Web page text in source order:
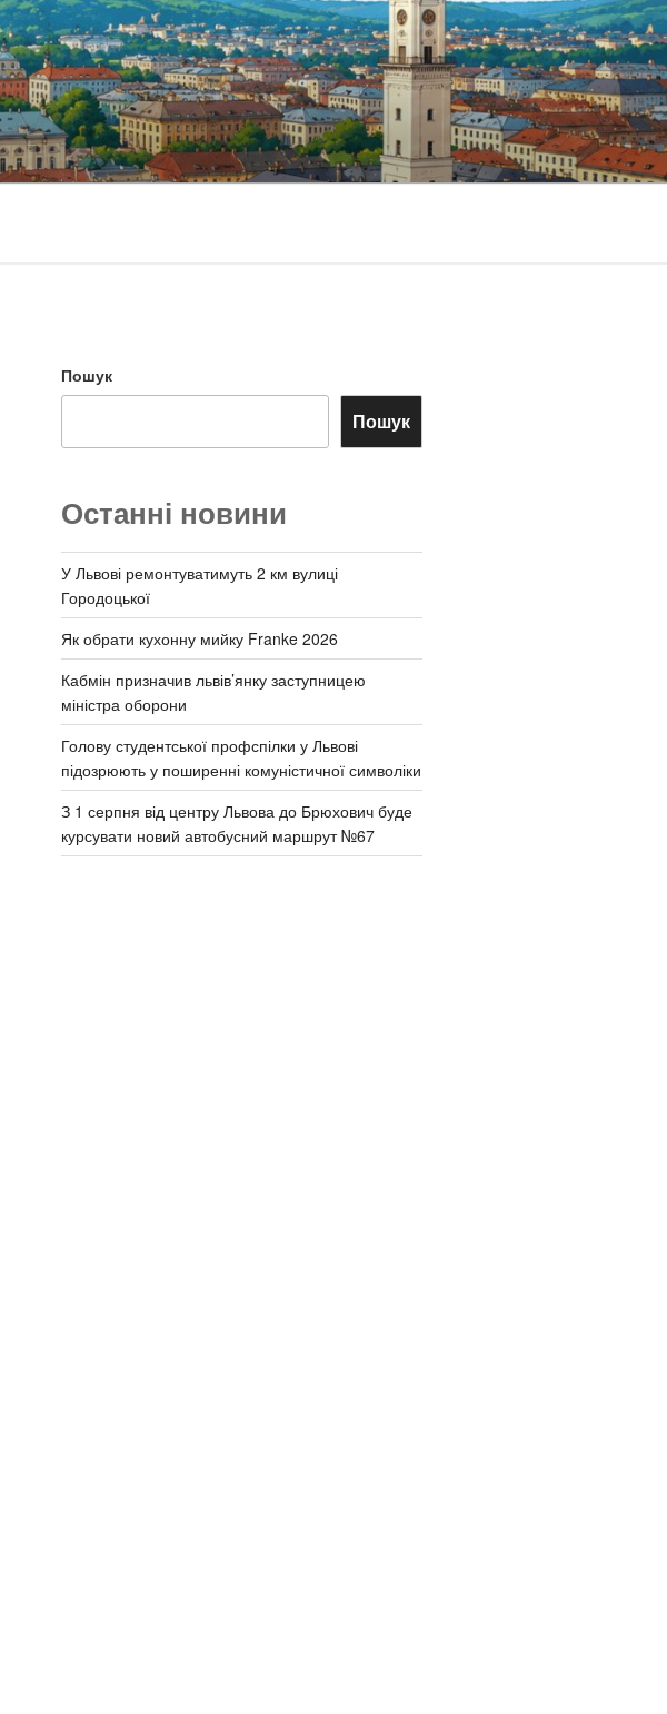
Пошук
Пошук
Останні новини
У Львові ремонтуватимуть 2 км вулиці
Городоцької
Як обрати кухонну мийку Franke 2026
Кабмін призначив львів’янку заступницею
міністра оборони
Голову студентської профспілки у Львові
підозрюють у поширенні комуністичної символіки
З 1 серпня від центру Львова до Брюхович буде
курсувати новий автобусний маршрут №67